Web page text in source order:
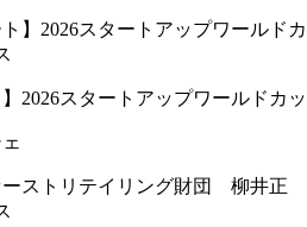
】2026スタートアップワールドカ